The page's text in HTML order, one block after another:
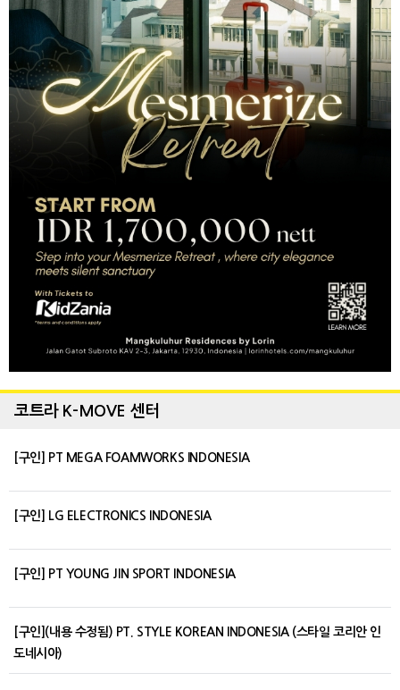
코트라 K-MOVE 센터
[구인] PT MEGA FOAMWORKS INDONESIA
[구인] LG ELECTRONICS INDONESIA
[구인] PT YOUNG JIN SPORT INDONESIA
[구인](내용 수정됨) PT. STYLE KOREAN INDONESIA (스타일 코리안 인
도네시아)